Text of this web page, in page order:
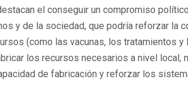
el conseguir un compromiso
y de la sociedad, que podría reforzar la
(como las vacunas, los tratamientos y
los recursos necesarios a nivel local,
de fabricación y reforzar los